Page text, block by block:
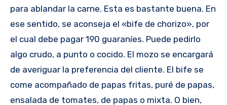
para ablandar la carne. Esta es bastante buena. En
ese sentido, se aconseja el «bife de chorizo», por
el cual debe pagar 190 guaraníes. Puede pedirlo
algo crudo, a punto o cocido. El mozo se encargará
de averiguar la preferencia del cliente. El bife se
come acompañado de papas fritas, puré de papas,
ensalada de tomates, de papas o mixta. O bien,